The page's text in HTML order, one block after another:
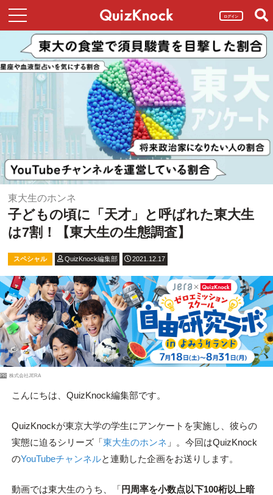
ログイン
東大生のホンネ
子どもの頃に「天才」と呼ばれた東大生
は7割！【東大生の生態調査】
スペシャル QuizKnock編集部 2021.12.17
PR 株式会社JERA
こんにちは、QuizKnock編集部です。
QuizKnockが東京大学の学生にアンケートを実施し、彼らの
実態に迫るシリーズ「東大生のホンネ 」。今回はQuizKnock
のYouTubeチャンネルと連動した企画をお送りします。
動画では東大生のうち、「 円周率を小数点以下100桁以上暗